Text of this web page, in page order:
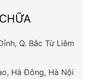
Q. Bắc Từ Liêm
Hà Đông, Hà Nội